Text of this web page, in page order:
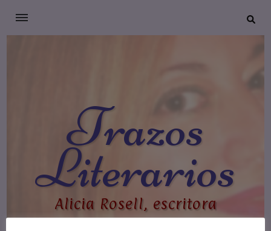
Trazos
Literarios
Alicia Rosell, escritora